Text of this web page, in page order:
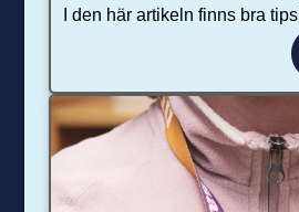
I den här artikeln finns bra